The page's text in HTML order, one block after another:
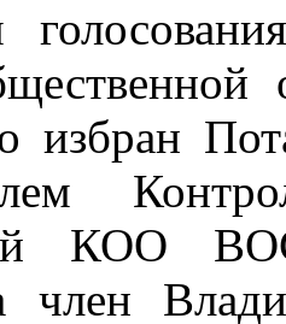
избран
КОО
член